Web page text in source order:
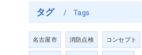
タグ Tags
名古屋市 消防点検 コンセプト